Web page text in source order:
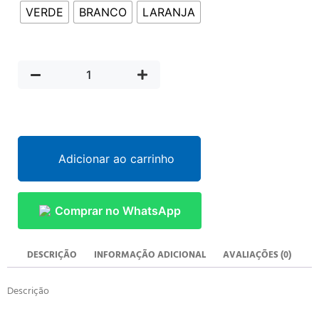
VERDE
BRANCO LARANJA
Adicionar ao carrinho
Comprar no WhatsApp
DESCRIÇÃO INFORMAÇÃO ADICIONAL AVALIAÇÕES (0)
Descrição